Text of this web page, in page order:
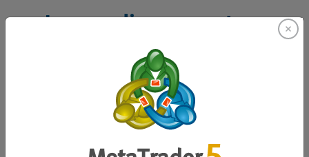
Lo que dicen nuestros
traders sobre nosotros